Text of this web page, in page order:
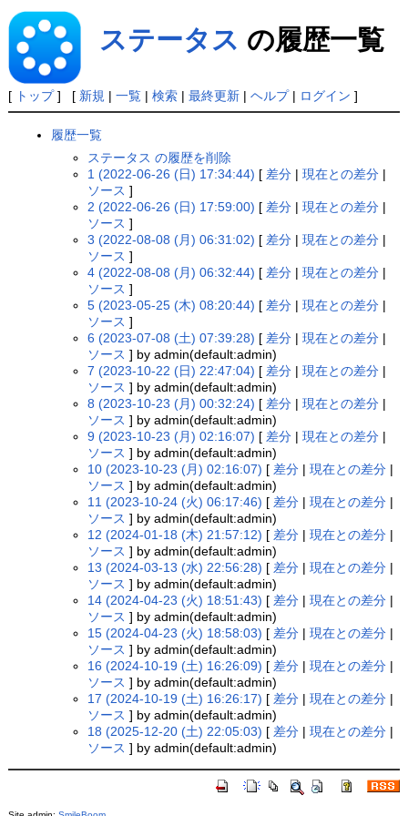
ステータス の履歴一覧
[ トップ] [ 新規 | 一覧| 検索| 最終更新| ヘルプ| ログイン ]
履歴一覧
ステータス の履歴を削除
1 (2022-06-26 (日) 17:34:44) [ 差分 |現在との差分 |
ソース ]
2 (2022-06-26 (日) 17:59:00) [ 差分 |現在との差分 |
ソース ]
3 (2022-08-08 (月) 06:31:02) [ 差分 |現在との差分 |
ソース ]
4 (2022-08-08 (月) 06:32:44) [ 差分 |現在との差分 |
ソース ]
5 (2023-05-25 (木) 08:20:44) [ 差分 |現在との差分 |
ソース ]
6 (2023-07-08 (土) 07:39:28) [ 差分 |現在との差分 |
ソース ] by admin(default:admin)
7 (2023-10-22 (日) 22:47:04) [ 差分 |現在との差分 |
ソース ] by admin(default:admin)
8 (2023-10-23 (月) 00:32:24) [ 差分 |現在との差分 |
ソース ] by admin(default:admin)
9 (2023-10-23 (月) 02:16:07) [ 差分 |現在との差分 |
ソース ] by admin(default:admin)
10 (2023-10-23 (月) 02:16:07) [ 差分 |現在との差分 |
ソース ] by admin(default:admin)
11 (2023-10-24 (火) 06:17:46) [ 差分 |現在との差分 |
ソース ] by admin(default:admin)
12 (2024-01-18 (木) 21:57:12) [ 差分 |現在との差分 |
ソース ] by admin(default:admin)
13 (2024-03-13 (水) 22:56:28) [ 差分 |現在との差分 |
ソース ] by admin(default:admin)
14 (2024-04-23 (火) 18:51:43) [ 差分 |現在との差分 |
ソース ] by admin(default:admin)
15 (2024-04-23 (火) 18:58:03) [ 差分 |現在との差分 |
ソース ] by admin(default:admin)
16 (2024-10-19 (土) 16:26:09) [ 差分 |現在との差分 |
ソース ] by admin(default:admin)
17 (2024-10-19 (土) 16:26:17) [ 差分 |現在との差分 |
ソース ] by admin(default:admin)
18 (2025-12-20 (土) 22:05:03) [ 差分 |現在との差分 |
ソース ] by admin(default:admin)